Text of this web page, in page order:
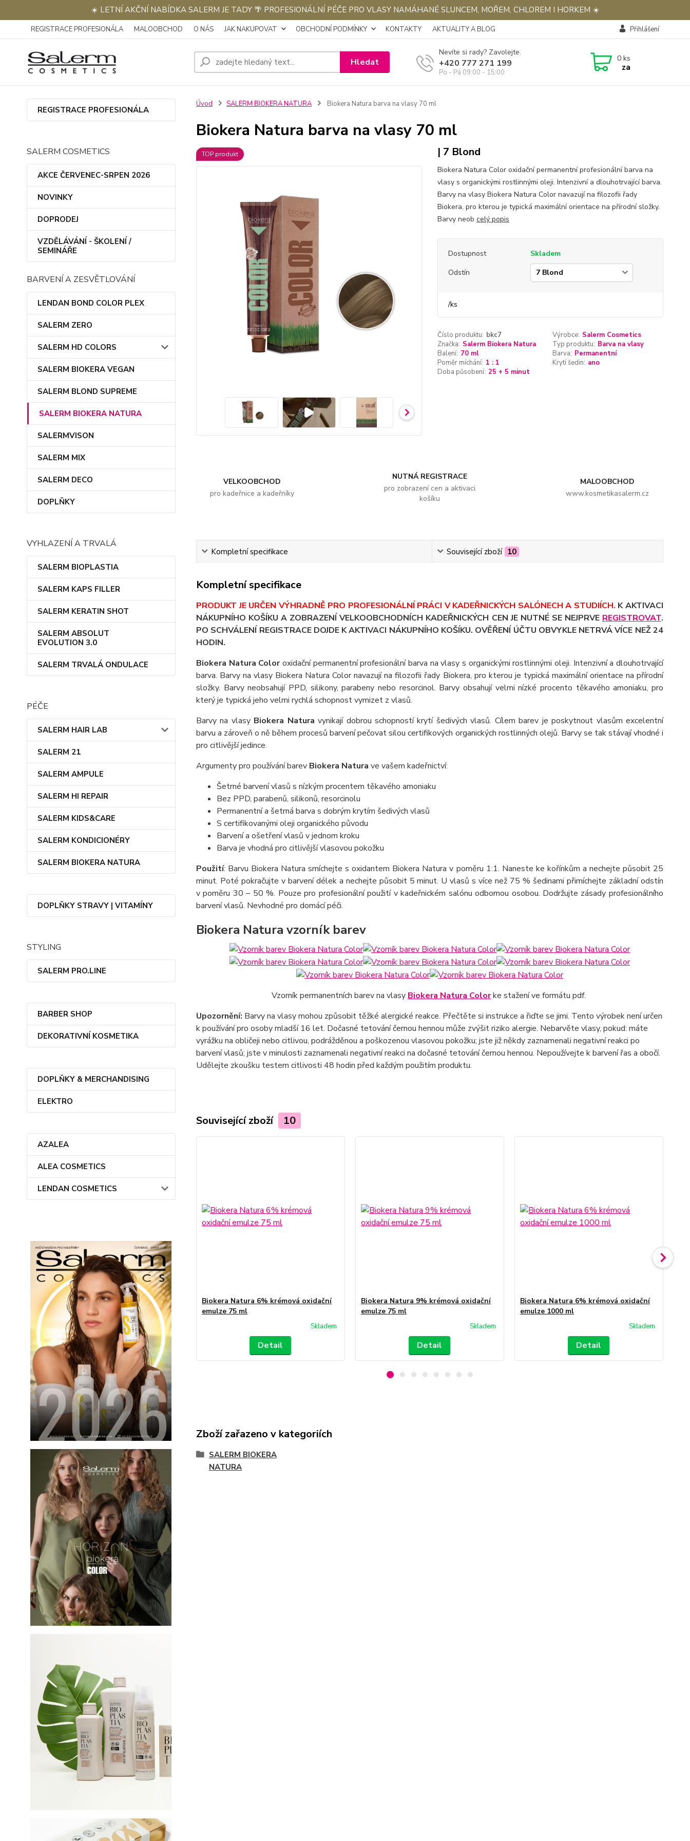
☀️ LETNÍ AKČNÍ NABÍDKA SALERM JE TADY 🌴 PROFESIONÁLNÍ PÉČE PRO VLASY NAMÁHANÉ SLUNCEM, MOŘEM, CHLOREM I HORKEM ☀️
REGISTRACE PROFESIONÁLA MALOOBCHOD O NÁS JAK NAKUPOVAT OBCHODNÍ PODMÍNKY KONTAKTY AKTUALITY A BLOG Přihlášení
Hledat
Nevíte si rady? Zavolejte.
+420 777 271 199
Po - Pá 09:00 - 15:00
0 ks
za
REGISTRACE PROFESIONÁLA
SALERM COSMETICS
AKCE ČERVENEC-SRPEN 2026
NOVINKY
DOPRODEJ
VZDĚLÁVÁNÍ - ŠKOLENÍ /
SEMINÁŘE
BARVENÍ A ZESVĚTLOVÁNÍ
LENDAN BOND COLOR PLEX
SALERM ZERO
SALERM HD COLORS
SALERM BIOKERA VEGAN
SALERM BLOND SUPREME
SALERM BIOKERA NATURA
SALERMVISON
SALERM MIX
SALERM DECO
DOPLŇKY
VYHLAZENÍ A TRVALÁ
SALERM BIOPLASTIA
SALERM KAPS FILLER
SALERM KERATIN SHOT
SALERM ABSOLUT
EVOLUTION 3.0
SALERM TRVALÁ ONDULACE
PÉČE
SALERM HAIR LAB
SALERM 21
SALERM AMPULE
SALERM HI REPAIR
SALERM KIDS&CARE
SALERM KONDICIONÉRY
SALERM BIOKERA NATURA
DOPLŇKY STRAVY | VITAMÍNY
STYLING
SALERM PRO.LINE
BARBER SHOP
DEKORATIVNÍ KOSMETIKA
DOPLŇKY & MERCHANDISING
ELEKTRO
AZALEA
ALEA COSMETICS
LENDAN COSMETICS
Úvod SALERM BIOKERA NATURA Biokera Natura barva na vlasy 70 ml
Biokera Natura barva na vlasy 70 ml
TOP produkt | 7 Blond
Biokera Natura Color oxidační permanentní profesionální barva na
vlasy s organickými rostlinnými oleji. Intenzivní a dlouhotrvající barva.
Barvy na vlasy Biokera Natura Color navazují na filozofii řady
Biokera, pro kterou je typická maximální orientace na přírodní složky.
Barvy neob celý popis
Dostupnost
Skladem
Odstín
/ks
Číslo produktu: bkc7 Výrobce: Salerm Cosmetics
Značka: Salerm Biokera Natura Typ produktu: Barva na vlasy
Balení: 70 ml Barva: Permanentní
Poměr míchání: 1 : 1 Krytí šedin: ano
Doba působení: 25 + 5 minut
VELKOOBCHOD
pro kadeřnice a kadeřníky
NUTNÁ REGISTRACE
pro zobrazení cen a aktivaci
košíku
MALOOBCHOD
www.kosmetikasalerm.cz
Kompletní specifikace Související zboží 10
Kompletní specifikace
PRODUKT JE URČEN VÝHRADNĚ PRO PROFESIONÁLNÍ PRÁCI V KADEŘNICKÝCH SALÓNECH A STUDIÍCH. K AKTIVACI
NÁKUPNÍHO KOŠÍKU A ZOBRAZENÍ VELKOOBCHODNÍCH KADEŘNICKÝCH CEN JE NUTNÉ SE NEJPRVE REGISTROVAT.
PO SCHVÁLENÍ REGISTRACE DOJDE K AKTIVACI NÁKUPNÍHO KOŠÍKU. OVĚŘENÍ ÚČTU OBVYKLE NETRVÁ VÍCE NEŽ 24
HODIN.
Biokera Natura Coloroxidační permanentní profesionální barva na vlasy s organickými rostlinnými oleji. Intenzivní a dlouhotrvající
barva. Barvy na vlasy Biokera Natura Color navazují na filozofii řady Biokera, pro kterou je typická maximální orientace na přírodní
složky. Barvy neobsahují PPD, silikony, parabeny nebo resorcinol. Barvy obsahují velmi nízké procento těkavého amoniaku, pro
který je typická jeho velmi rychlá schopnost vymizet z vlasů.
Barvy na vlasy Biokera Natura vynikají dobrou schopností krytí šedivých vlasů. Cílem barev je poskytnout vlasům excelentní
barvu a zároveň o ně během procesů barvení pečovat silou certifikových organických rostlinných olejů. Barvy se tak stávají vhodné i
pro citlivější jedince.
Argumenty pro používání barev Biokera Natura ve vašem kadeřnictví:
Šetrné barvení vlasů s nízkým procentem těkavého amoniaku
Bez PPD, parabenů, silikonů, resorcinolu
Permanentní a šetrná barva s dobrým krytím šedivých vlasů
S certifikovanými oleji organického původu
Barvení a ošetření vlasů v jednom kroku
Barva je vhodná pro citlivější vlasovou pokožku
Použití: Barvu Biokera Natura smíchejte s oxidantem Biokera Natura v poměru 1:1. Naneste ke kořínkům a nechejte působit 25
minut. Poté pokračujte v barvení délek a nechejte působit 5 minut. U vlasů s více než 75 % šedinami přimíchejte základní odstín
v poměru 30 – 50 %. Pouze pro profesionální použití v kadeřnickém salónu odbornou osobou. Dodržujte zásady profesionálního
barvení vlasů. Nevhodné pro domácí péči.
Biokera Natura vzorník barev
Vzorník permanentních barev na vlasy Biokera Natura Colorke stažení ve formátu pdf.
Upozornění: Barvy na vlasy mohou způsobit těžké alergické reakce. Přečtěte si instrukce a řiďte se jimi. Tento výrobek není určen
k používání pro osoby mladší 16 let. Dočasné tetování černou hennou může zvýšit riziko alergie. Nebarvěte vlasy, pokud: máte
vyrážku na obličeji nebo citlivou, podrážděnou a poškozenou vlasovou pokožku; jste již někdy zaznamenali negativní reakci po
barvení vlasů; jste v minulosti zaznamenali negativní reakci na dočasné tetování černou hennou. Nepoužívejte k barvení řas a obočí.
Udělejte zkoušku testem citlivosti 48 hodin před každým použitím produktu.
Související zboží 10
Biokera Natura 6% krémová oxidační
emulze 75 ml
Skladem
Detail
Biokera Natura 9% krémová oxidační
emulze 75 ml
Skladem
Detail
Biokera Natura 6% krémová oxidační
emulze 1000 ml
Skladem
Detail
Zboží zařazeno v kategoriích
SALERM BIOKERA
NATURA